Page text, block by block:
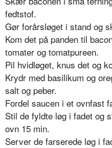
fedtstof.
Gør forårsløget i stand og
Kom det på panden til
tomater og tomatpureen.
Pil hvidløget, knus det og
Krydr med basilikum og
salt og peber.
Fordel saucen i et ovnfast
Stil de fyldte løg i fadet og
ovn 15 min.
Server de farserede løg i